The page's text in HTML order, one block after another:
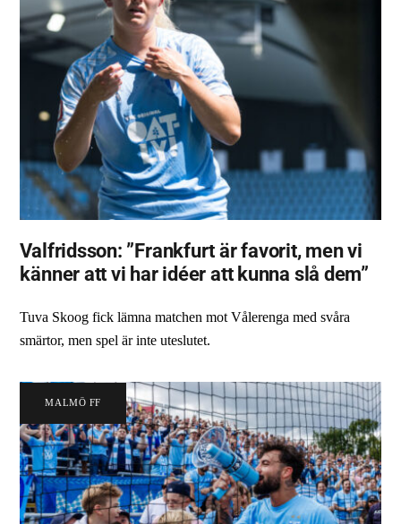
Valfridsson: ”Frankfurt är favorit, men vi
känner att vi har idéer att kunna slå dem”
Tuva Skoog fick lämna matchen mot Vålerenga med svåra
smärtor, men spel är inte uteslutet.
MALMÖ FF